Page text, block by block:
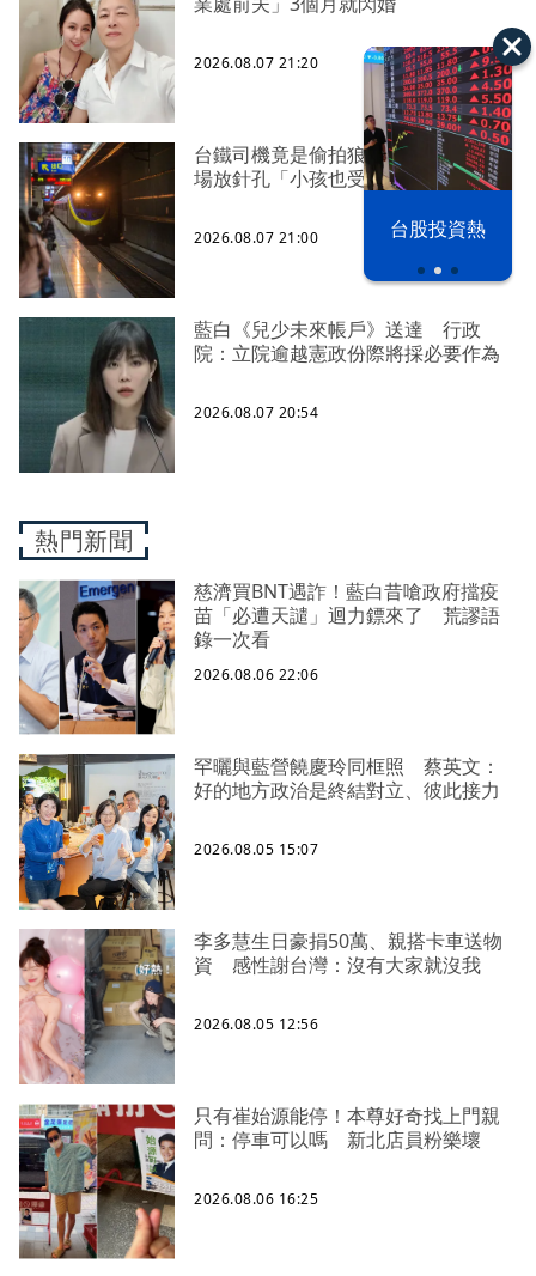
漢光42演習 台股投資熱
2026.08.07 21:20
台鐵司機竟是偷拍狼 車站廁所、農
場放針孔「小孩也受害」
2026.08.07 21:00
藍白《兒少未來帳戶》送達 行政
院：立院逾越憲政份際將採必要作為
2026.08.07 20:54
熱門新聞
慈濟買BNT遇詐！藍白昔嗆政府擋疫
苗「必遭天譴」迴力鏢來了 荒謬語
錄一次看
2026.08.06 22:06
罕曬與藍營饒慶玲同框照 蔡英文：
好的地方政治是終結對立、彼此接力
2026.08.05 15:07
李多慧生日豪捐50萬、親搭卡車送物
資 感性謝台灣：沒有大家就沒我
2026.08.05 12:56
只有崔始源能停！本尊好奇找上門親
問：停車可以嗎 新北店員粉樂壞
2026.08.06 16:25